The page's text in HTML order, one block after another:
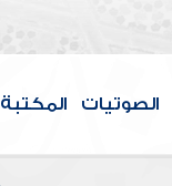
الصوتيات المكتبة